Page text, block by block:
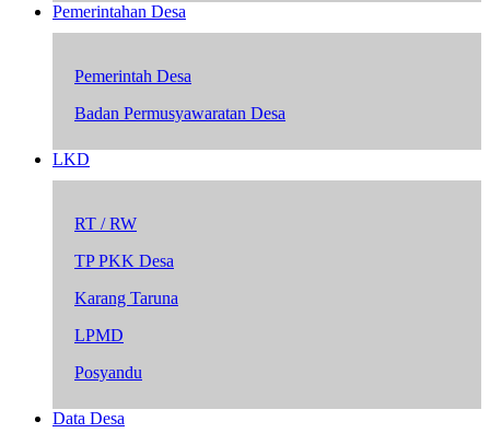
Pemerintahan Desa
Pemerintah Desa
Badan Permusyawaratan Desa
LKD
RT / RW
TP PKK Desa
Karang Taruna
LPMD
Posyandu
Data Desa